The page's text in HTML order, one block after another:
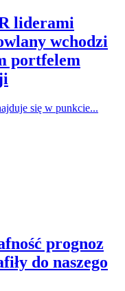
liderami
wchodzi
portfelem
się w punkcie...
prognoz
do naszego